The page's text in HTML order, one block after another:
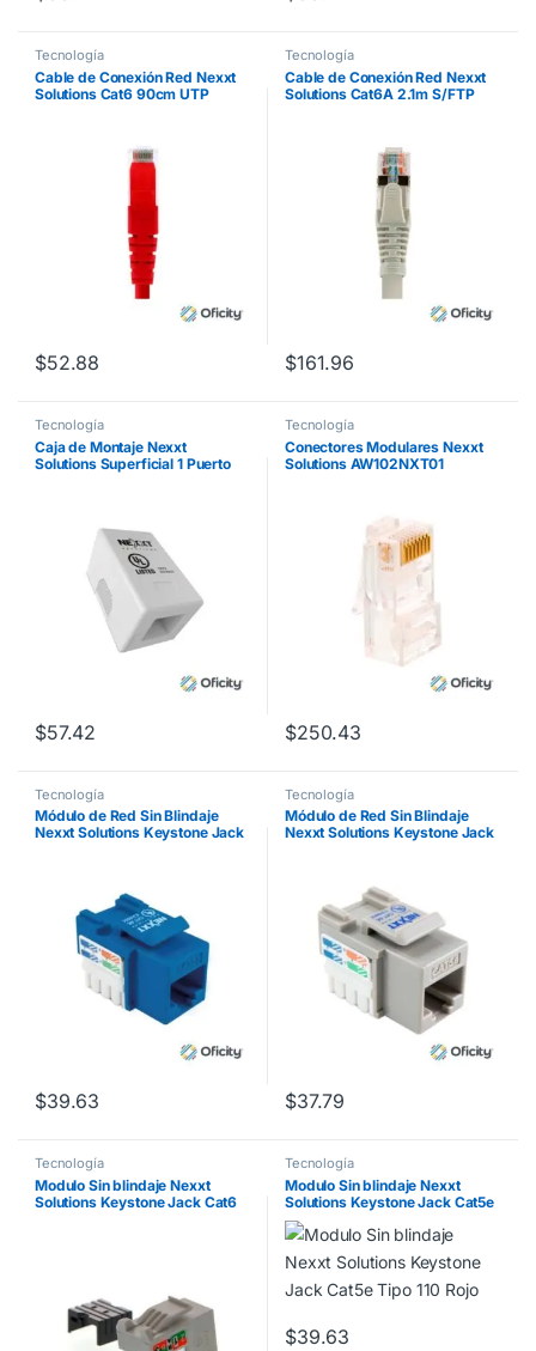
Tecnología
Cable de Conexión Red Nexxt
Solutions Cat6 90cm UTP
$52.88
Tecnología
Cable de Conexión Red Nexxt
Solutions Cat6A 2.1m S/FTP
$161.96
Tecnología
Caja de Montaje Nexxt
Solutions Superficial 1 Puerto
$57.42
Tecnología
Conectores Modulares Nexxt
Solutions AW102NXT01
$250.43
Tecnología
Módulo de Red Sin Blindaje
Nexxt Solutions Keystone Jack
$39.63
Tecnología
Módulo de Red Sin Blindaje
Nexxt Solutions Keystone Jack
$37.79
Tecnología
Modulo Sin blindaje Nexxt
Solutions Keystone Jack Cat6
Tecnología
Modulo Sin blindaje Nexxt
Solutions Keystone Jack Cat5e
Tipo 110 Rojo
$39.63